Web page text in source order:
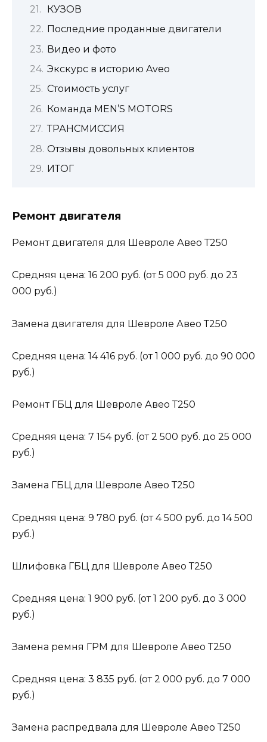
КУЗОВ
Последние проданные двигатели
Видео и фото
Экскурс в историю Aveo
Стоимость услуг
Команда MEN’S MOTORS
ТРАНСМИССИЯ
Отзывы довольных клиентов
ИТОГ
Ремонт двигателя
Ремонт двигателя для Шевроле Авео Т250
Средняя цена: 16 200 руб. (от 5 000 руб. до 23
000 руб.)
Замена двигателя для Шевроле Авео Т250
Средняя цена: 14 416 руб. (от 1 000 руб. до 90 000
руб.)
Ремонт ГБЦ для Шевроле Авео Т250
Средняя цена: 7 154 руб. (от 2 500 руб. до 25 000
руб.)
Замена ГБЦ для Шевроле Авео Т250
Средняя цена: 9 780 руб. (от 4 500 руб. до 14 500
руб.)
Шлифовка ГБЦ для Шевроле Авео Т250
Средняя цена: 1 900 руб. (от 1 200 руб. до 3 000
руб.)
Замена ремня ГРМ для Шевроле Авео Т250
Средняя цена: 3 835 руб. (от 2 000 руб. до 7 000
руб.)
Замена распредвала для Шевроле Авео Т250